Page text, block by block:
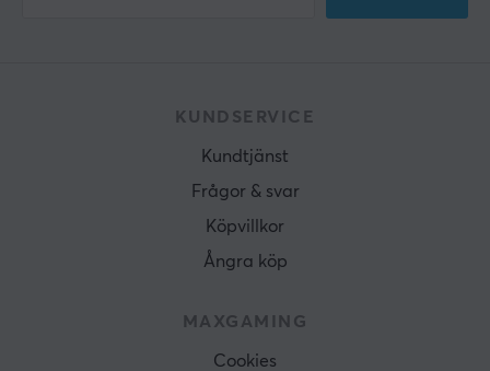
KUNDSERVICE
Kundtjänst
Frågor & svar
Köpvillkor
Ångra köp
MAXGAMING
Cookies